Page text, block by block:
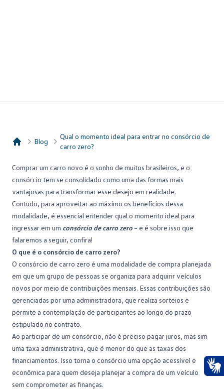
Consórcio Embracon
Blog
Qual o momento ideal para entrar no consórcio de
carro zero?
Comprar um carro novo é o sonho de muitos brasileiros, e o
consórcio tem se consolidado como uma das formas mais
vantajosas para transformar esse desejo em realidade.
Contudo, para aproveitar ao máximo os benefícios dessa
modalidade, é essencial entender qual o momento ideal para
ingressar em um consórcio de carro zero – e é sobre isso que
falaremos a seguir, confira!
O que é o consórcio de carro zero?
O consórcio de carro zero é uma modalidade de compra planejada
em que um grupo de pessoas se organiza para adquirir veículos
novos por meio de contribuições mensais. Essas contribuições são
gerenciadas por uma administradora, que realiza sorteios e
permite a contemplação de participantes ao longo do prazo
estipulado no contrato.
Ao participar de um consórcio, não é preciso pagar juros, mas sim
uma taxa administrativa, que é menor do que as taxas dos
financiamentos. Isso torna o consórcio uma opção acessível e
econômica para quem deseja planejar a compra de um veículo
sem comprometer as finanças.